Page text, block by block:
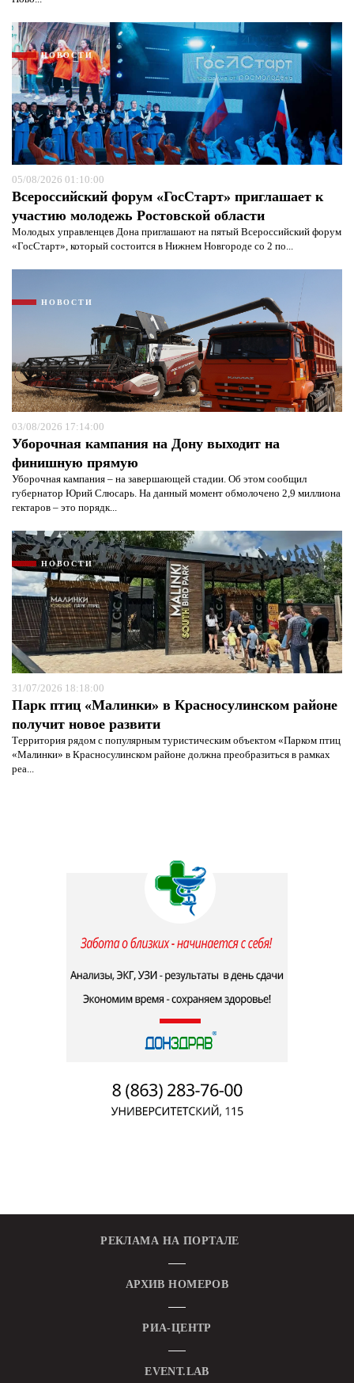
НОВОСТИ
05/08/2026 01:10:00
Всероссийский форум «ГосСтарт» приглашает к
участию молодежь Ростовской области
Молодых управленцев Дона приглашают на пятый Всероссийский форум
«ГосСтарт», который состоится в Нижнем Новгороде со 2 по...
НОВОСТИ
03/08/2026 17:14:00
Уборочная кампания на Дону выходит на
финишную прямую
Уборочная кампания – на завершающей стадии. Об этом сообщил
губернатор Юрий Слюсарь. На данный момент обмолочено 2,9 миллиона
гектаров – это порядк...
НОВОСТИ
31/07/2026 18:18:00
Парк птиц «Малинки» в Красносулинском районе
получит новое развити
Территория рядом с популярным туристическим объектом «Парком птиц
«Малинки» в Красносулинском районе должна преобразиться в рамках
реа...
Я согласен с политикой конфиденциальности и
защиты информации*
РЕКЛАМА НА ПОРТАЛЕ
АРХИВ НОМЕРОВ
РИА-ЦЕНТР
EVENT.LAB
Я согласен сполитикой конфиденциальности и